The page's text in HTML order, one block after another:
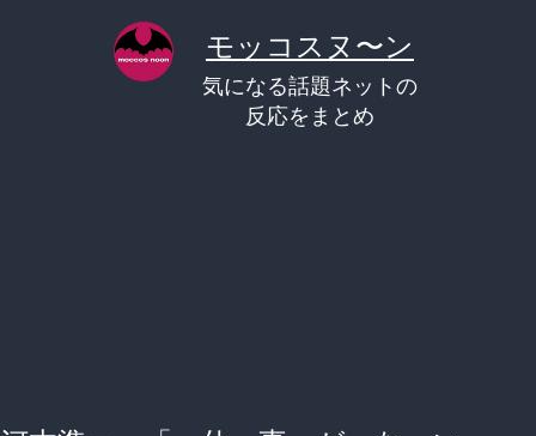
モッコスヌ〜ン
気になる話題ネットの
反応をまとめ